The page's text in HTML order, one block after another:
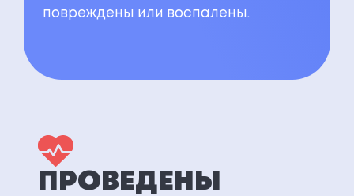
повреждены или воспалены.
ПРОВЕДЕНЫ